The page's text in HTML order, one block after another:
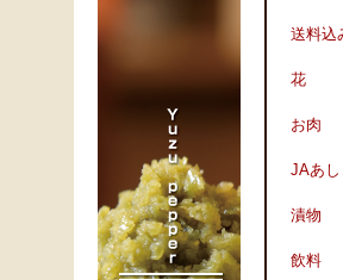
送料込
花
お肉
JAあし
漬物
飲料